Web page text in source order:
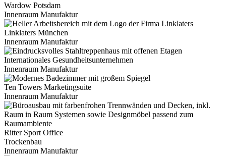
Wardow Potsdam
Innenraum Manufaktur
Linklaters München
Innenraum Manufaktur
Internationales Gesundheitsunternehmen
Innenraum Manufaktur
Ten Towers Marketingsuite
Innenraum Manufaktur
Ritter Sport Office
Trockenbau
Innenraum Manufaktur